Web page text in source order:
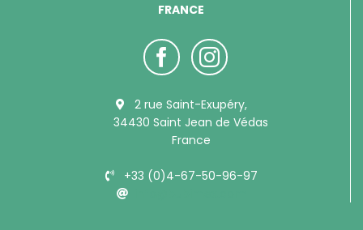
FRANCE
2 rue Saint-Exupéry,
34430 Saint Jean de Védas
France
+33 (0)4-67-50-96-97